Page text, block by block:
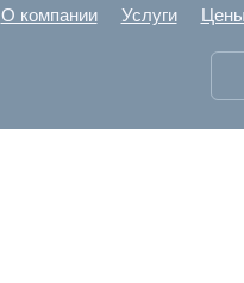
О компании Услуги